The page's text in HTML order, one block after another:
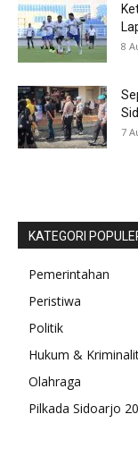
8
7
KATEGORI
Pemerintahan
Peristiwa
Politik
Hukum &
Olahraga
Pilkada Sidoarjo